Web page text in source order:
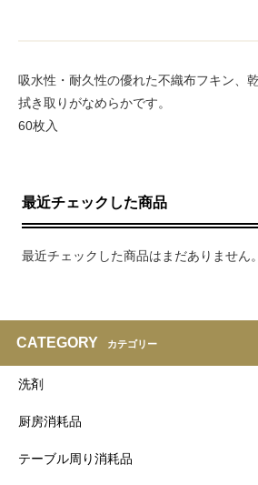
吸水性・耐久性の優れた不織布フキン、
拭き取りがなめらかです。
60枚入
最近チェックした商品
最近チェックした商品はまだありません。
CATEGORY カテゴリー
洗剤
厨房消耗品
テーブル周り消耗品